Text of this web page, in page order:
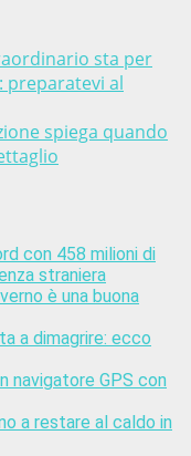
sta per
preparatevi al
spiega quando
con 458 milioni di
straniera
è una buona
a dimagrire: ecco
navigatore GPS con
a restare al caldo in